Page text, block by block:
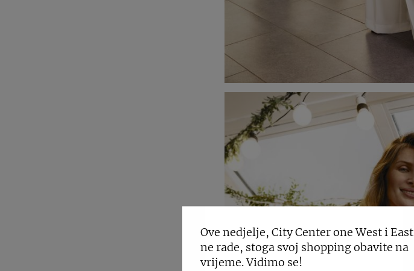
Ove nedjelje, City Center one West i East
ne rade, stoga svoj shopping obavite na
vrijeme. Vidimo se!